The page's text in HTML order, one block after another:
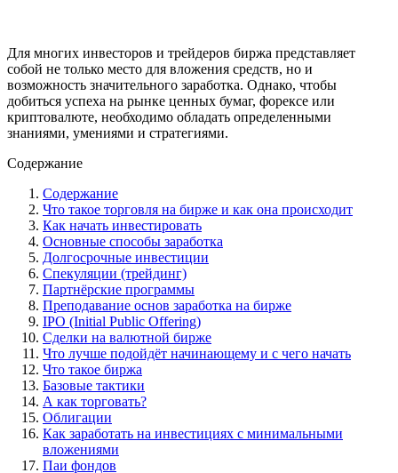
Для многих инвесторов и трейдеров биржа представляет
собой не только место для вложения средств, но и
возможность значительного заработка. Однако, чтобы
добиться успеха на рынке ценных бумаг, форексе или
криптовалюте, необходимо обладать определенными
знаниями, умениями и стратегиями.
Содержание
Содержание
Что такое торговля на бирже и как она происходит
Как начать инвестировать
Основные способы заработка
Долгосрочные инвестиции
Спекуляции (трейдинг)
Партнёрские программы
Преподавание основ заработка на бирже
IPO (Initial Public Offering)
Сделки на валютной бирже
Что лучше подойдёт начинающему и с чего начать
Что такое биржа
Базовые тактики
А как торговать?
Облигации
Как заработать на инвестициях с минимальными
вложениями
Паи фондов